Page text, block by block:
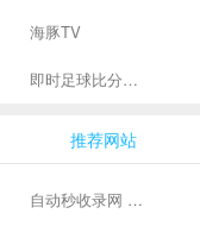
海豚TV
即时足球比分直播-精准赛程赛果及角球数查询 | 让足球滚一会
推荐网站
自动秒收录网 - 自动秒收录-网站收录-收录网站-网址收录-秒收录